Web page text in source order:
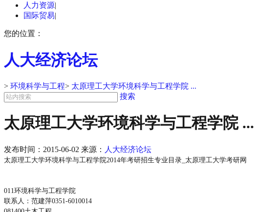
人力资源|
国际贸易|
您的位置：
人大经济论坛
> 环境科学与工程> 太原理工大学环境科学与工程学院 ...
搜索
太原理工大学环境科学与工程学院 ...
发布时间： 2015-06-02 来源： 人大经济论坛
太原理工大学环境科学与工程学院2014年考研招生专业目录_太原理工大学考研网
011环境科学与工程学院
联系人：范建萍0351-6010014